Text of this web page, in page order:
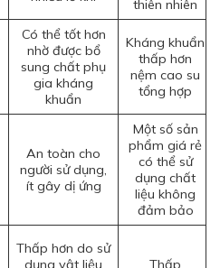
thiên nhiên
Có thể tốt hơn
nhờ được bổ
sung chất phụ
gia kháng
khuẩn
Kháng khuẩn
thấp hơn
nệm cao su
tổng hợp
An toàn cho
người sử dụng,
ít gây dị ứng
Một số sản
phẩm giá rẻ
có thể sử
dụng chất
liệu không
đảm bảo
Thấp hơn do sử
dụng vật liệu
Thấp